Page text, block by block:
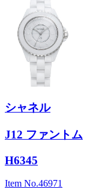
シャネル
J12 ファントム
H6345
Item No.46971